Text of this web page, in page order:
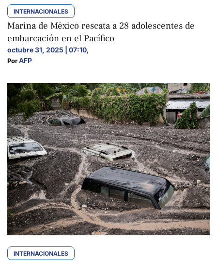
INTERNACIONALES
Marina de México rescata a 28 adolescentes de
embarcación en el Pacífico
octubre 31, 2025 | 07:10,
Por AFP
INTERNACIONALES